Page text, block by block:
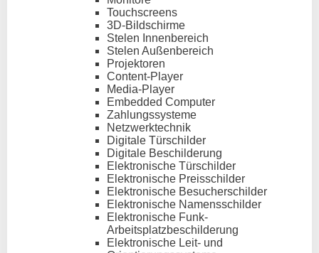
Touchscreens
3D-Bildschirme
Stelen Innenbereich
Stelen Außenbereich
Projektoren
Content-Player
Media-Player
Embedded Computer
Zahlungssysteme
Netzwerktechnik
Digitale Türschilder
Digitale Beschilderung
Elektronische Türschilder
Elektronische Preisschilder
Elektronische Besucherschilder
Elektronische Namensschilder
Elektronische Funk-
Arbeitsplatzbeschilderung
Elektronische Leit- und